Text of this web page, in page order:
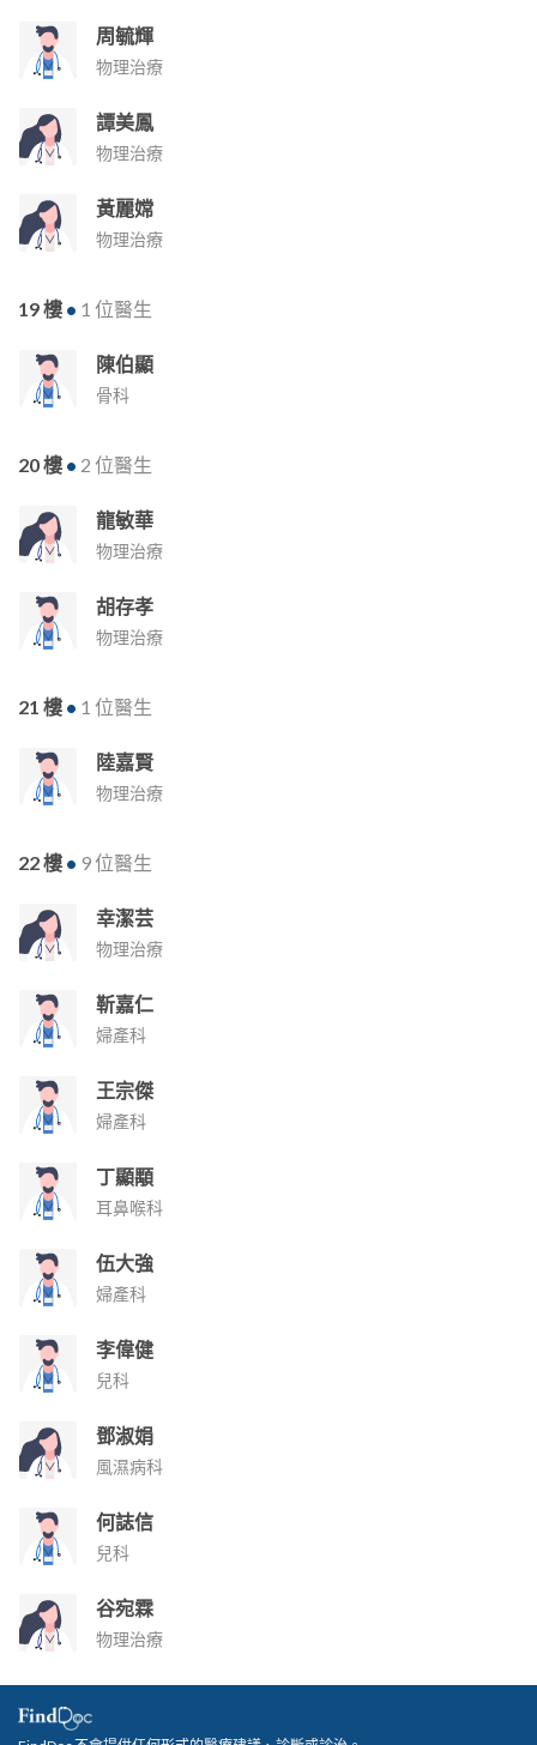
周毓輝
物理治療
譚美鳳
物理治療
黃麗嫦
物理治療
19 樓 • 1 位醫生
陳伯顯
骨科
20 樓 • 2 位醫生
龍敏華
物理治療
胡存孝
物理治療
21 樓 • 1 位醫生
陸嘉賢
物理治療
22 樓 • 9 位醫生
幸潔芸
物理治療
靳嘉仁
婦產科
王宗傑
婦產科
丁顯顒
耳鼻喉科
伍大強
婦產科
李偉健
兒科
鄧淑娟
風濕病科
何誌信
兒科
谷宛霖
物理治療